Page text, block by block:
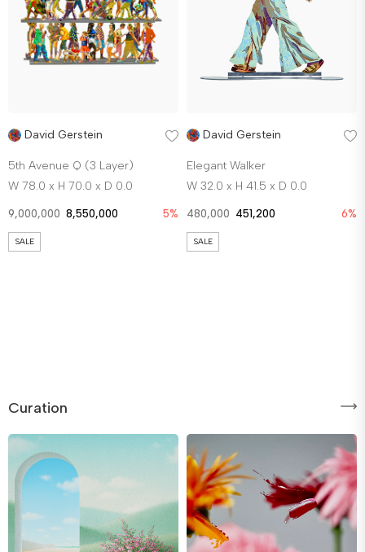
David Gerstein
5th Avenue Q (3 Layer)
W 78.0 x H 70.0 x D 0.0
9,000,000 8,550,000 5%
SALE
David Gerstein
Elegant Walker
W 32.0 x H 41.5 x D 0.0
480,000 451,200 6%
SALE
Curation